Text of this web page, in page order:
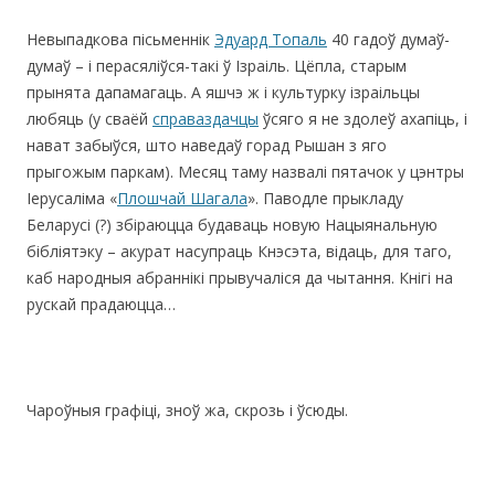
Невыпадкова пісьменнік Эдуард Топаль 40 гадоў думаў-
думаў – і перасяліўся-такі ў Ізраіль. Цёпла, старым
прынята дапамагаць. А яшчэ ж і культурку ізраільцы
любяць (у сваёй справаздачцы ўсяго я не здолеў ахапіць, і
нават забыўся, што наведаў горад Рышан з яго
прыгожым паркам). Месяц таму назвалі пятачок у цэнтры
Іерусаліма «Плошчай Шагала». Паводле прыкладу
Беларусі (?) збіраюцца будаваць новую Нацыянальную
бібліятэку – акурат насупраць Кнэсэта, відаць, для таго,
каб народныя абраннікі прывучаліся да чытання. Кнігі на
рускай прадаюцца…
Чароўныя графіці, зноў жа, скрозь і ўсюды.